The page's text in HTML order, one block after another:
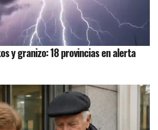
y granizo: 18 provincias en alerta